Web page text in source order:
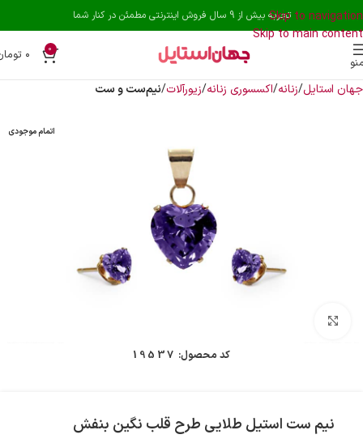
Skip to navigation
Skip to main content
تجربه بیش از 9 سال فروش اینترنتی مطمئن در کنار شما
0 ۰
جهان استایل زنانه اکسسوری زنانه زیورآلات نیم‌ست و ست
اتمام موجودی
کد محصول: 19537
نیم ست استیل طلایی طرح قلب نگین بنفش